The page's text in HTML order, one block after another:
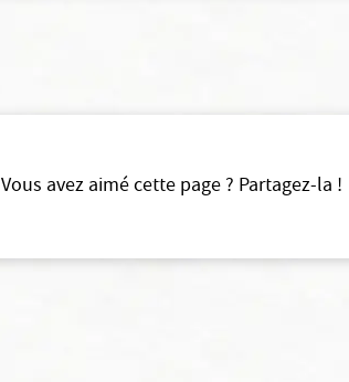
Vous avez aimé cette page ? Partagez-la !